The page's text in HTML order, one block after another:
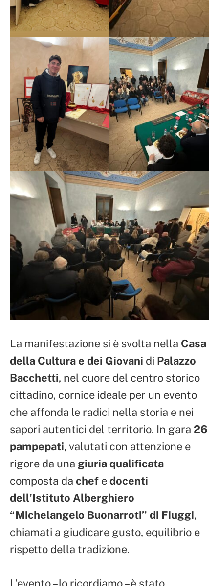
La manifestazione si è svolta nella Casa
della Cultura e dei Giovani di Palazzo
Bacchetti, nel cuore del centro storico
cittadino, cornice ideale per un evento
che affonda le radici nella storia e nei
sapori autentici del territorio. In gara 26
pampepati, valutati con attenzione e
rigore da una giuria qualificata
composta da chef edocenti
dell’Istituto Alberghiero
“Michelangelo Buonarroti” di Fiuggi,
chiamati a giudicare gusto, equilibrio e
rispetto della tradizione.
L’evento – lo ricordiamo – è stato